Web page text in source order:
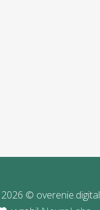
© overenie.digital